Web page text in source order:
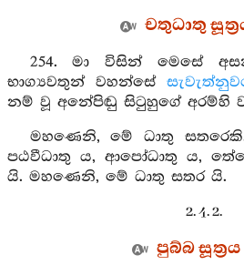
චතුධාතු
254. මා විසින් මෙසේ
භාග්‍යවතුන් වහන්සේ
නම් වූ අනේපිඬු සිටුහුගේ අරම්හි
මහණෙනි, මේ ධාතු
පඨවීධාතු ය, ආපෝධාතු ය,
යි. මහණෙනි, මේ ධාතු සතර යි.
2. 4. 2.
පුබ්බ සූත්‍රය